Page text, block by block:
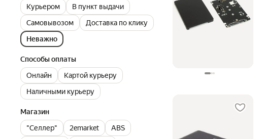
Курьером
В пункт выдачи
Самовывозом
Доставка по клику
Неважно
Способы оплаты
Онлайн
Картой курьеру
Наличными курьеру
Магазин
"Селлер"
2emarket
ABS